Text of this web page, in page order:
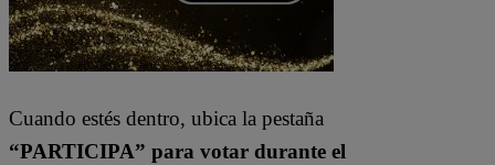
Cuando estés dentro, ubica la pestaña
“PARTICIPA” para votar durante el